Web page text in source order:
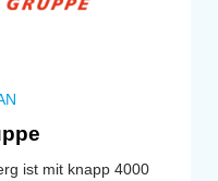
ist mit knapp 4000